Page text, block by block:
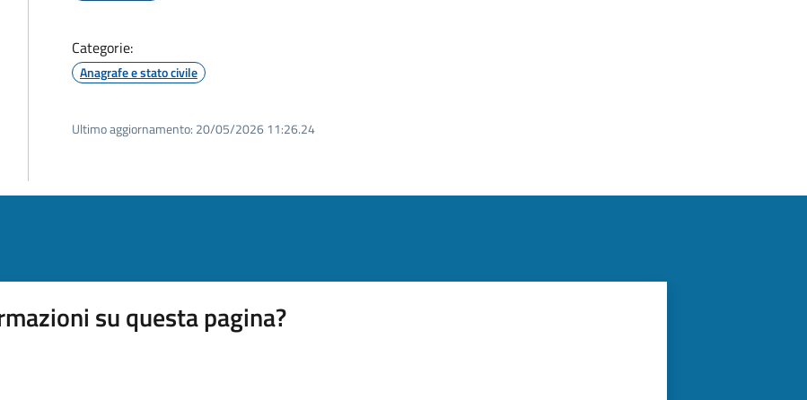
Categorie:
Anagrafe e stato civile
Ultimo aggiornamento: 20/05/2026 11:26.24
su questa pagina?